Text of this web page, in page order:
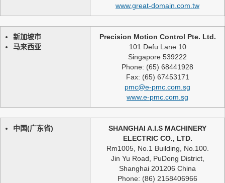
www.great-domain.com.tw
新加坡市
马来西亚
Precision Motion Control Pte. Ltd.
101 Defu Lane 10
Singapore 539222
Phone: (65) 68441928
Fax: (65) 67453171
pmc@e-pmc.com.sg
www.e-pmc.com.sg
中国(广东省)
SHANGHAI A.I.S MACHINERY
ELECTRIC CO., LTD.
Rm1005, No.1 Building, No.100.
Jin Yu Road, PuDong District,
Shanghai 201206 China
Phone: (86) 2158406966